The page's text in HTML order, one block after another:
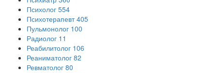
Психолог 554
Психотерапевт 405
Пульмонолог 100
Радиолог 11
Реабилитолог 106
Реаниматолог 82
Ревматолог 80